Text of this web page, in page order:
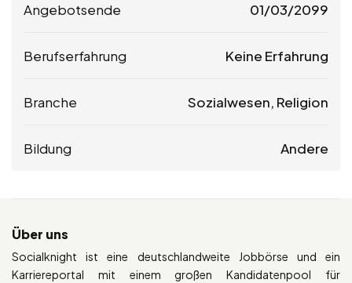
Angebotsende 01/03/2099
Berufserfahrung Keine Erfahrung
Branche Sozialwesen, Religion
Bildung Andere
Über uns
Socialknight ist eine deutschlandweite Jobbörse und ein
Karriereportal mit einem großen Kandidatenpool für